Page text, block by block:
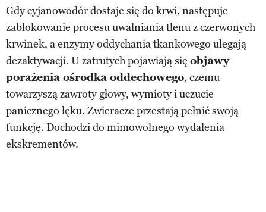
Gdy cyjanowodór dostaje się do krwi, następuje
zablokowanie procesu uwalniania tlenu z czerwonych
krwinek, a enzymy oddychania tkankowego ulegają
dezaktywacji. U zatrutych pojawiają się objawy
porażenia ośrodka oddechowego, czemu
towarzyszą zawroty głowy, wymioty i uczucie
panicznego lęku. Zwieracze przestają pełnić swoją
funkcję. Dochodzi do mimowolnego wydalenia
ekskrementów.